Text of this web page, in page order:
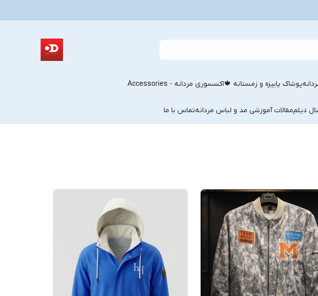
پوشاک پاییزه و زمستانه 🍁اکسسوری مردانه - Accessories
دیلممقالات آموزشی مد و لباس مردانهتماس با ما